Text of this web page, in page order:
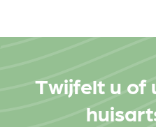
Twijfelt u of